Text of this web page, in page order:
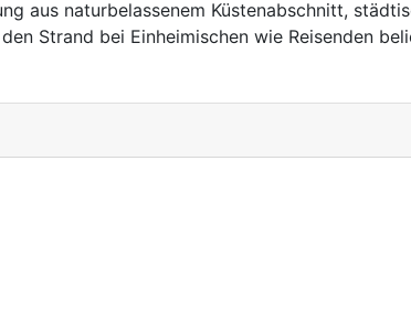
aus naturbelassenem Küstenabschnitt,
Strand bei Einheimischen wie Reisenden